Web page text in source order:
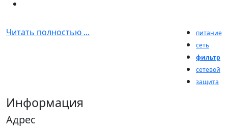
питание
сеть
фильтр
сетевой
защита
Читать полностью ...
Информация
Адрес